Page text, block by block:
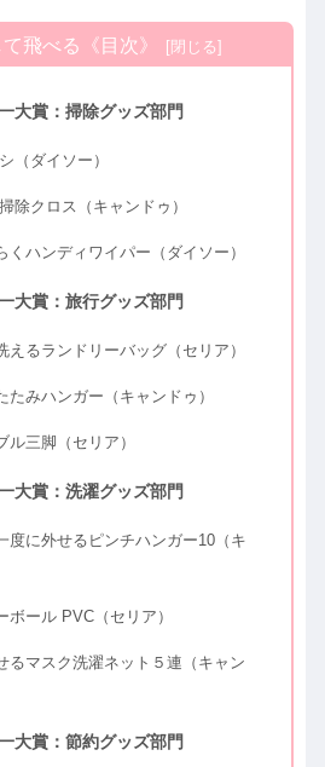
飛べる《目次》
大賞：掃除グッズ部門
（ダイソー）
クロス（キャンドゥ）
ハンディワイパー（ダイソー）
大賞：旅行グッズ部門
るランドリーバッグ（セリア）
みハンガー（キャンドゥ）
三脚（セリア）
大賞：洗濯グッズ部門
に外せるピンチハンガー10（キ
ール PVC（セリア）
マスク洗濯ネット５連（キャン
大賞：節約グッズ部門